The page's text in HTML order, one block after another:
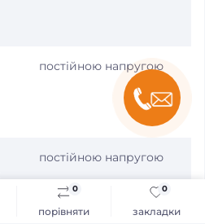
порівняти
0
закладки
0
постійною напругою
постійною напругою